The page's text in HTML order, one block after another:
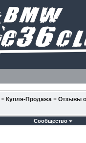
> Купля-Продажа > Отзывы
Сообщество